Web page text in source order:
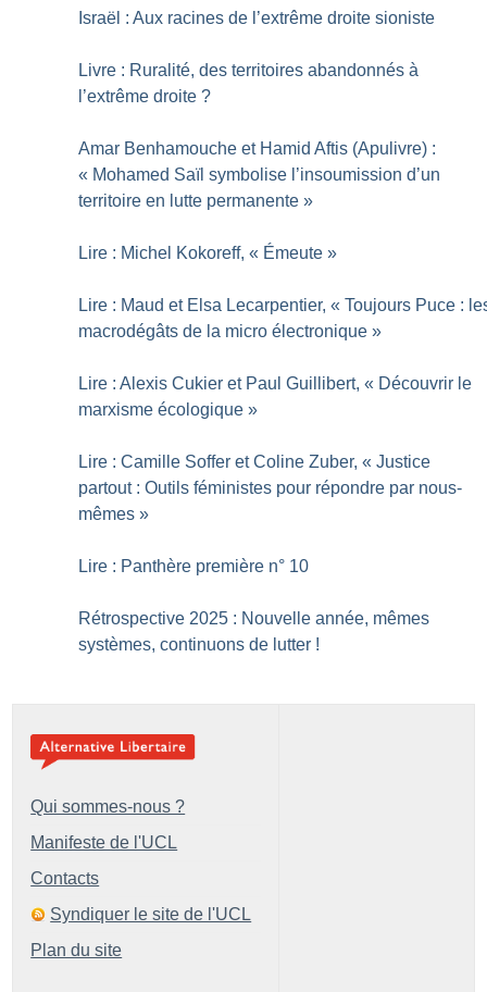
Israël : Aux racines de l’extrême droite sioniste
Livre : Ruralité, des territoires abandonnés à
l’extrême droite ?
Amar Benhamouche et Hamid Aftis (Apulivre) :
« Mohamed Saïl symbolise l’insoumission d’un
territoire en lutte permanente »
Lire : Michel Kokoreff, « Émeute »
Lire : Maud et Elsa Lecarpentier, « Toujours Puce :
macrodégâts de la micro électronique »
Lire : Alexis Cukier et Paul Guillibert, « Découvrir le
marxisme écologique »
Lire : Camille Soffer et Coline Zuber, « Justice
partout : Outils féministes pour répondre par nous-
mêmes »
Lire : Panthère première n° 10
Rétrospective 2025 : Nouvelle année, mêmes
systèmes, continuons de lutter !
Qui sommes-nous ?
Manifeste de l'UCL
Contacts
Syndiquer le site de l'UCL
Plan du site